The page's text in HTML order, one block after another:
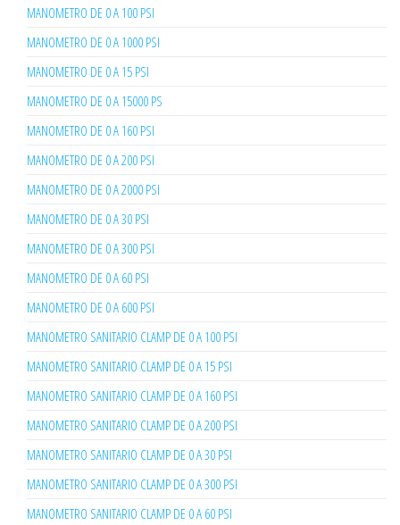
MANOMETRO DE 0 A 100 PSI
MANOMETRO DE 0 A 1000 PSI
MANOMETRO DE 0 A 15 PSI
MANOMETRO DE 0 A 15000 PS
MANOMETRO DE 0 A 160 PSI
MANOMETRO DE 0 A 200 PSI
MANOMETRO DE 0 A 2000 PSI
MANOMETRO DE 0 A 30 PSI
MANOMETRO DE 0 A 300 PSI
MANOMETRO DE 0 A 60 PSI
MANOMETRO DE 0 A 600 PSI
MANOMETRO SANITARIO CLAMP DE 0 A 100 PSI
MANOMETRO SANITARIO CLAMP DE 0 A 15 PSI
MANOMETRO SANITARIO CLAMP DE 0 A 160 PSI
MANOMETRO SANITARIO CLAMP DE 0 A 200 PSI
MANOMETRO SANITARIO CLAMP DE 0 A 30 PSI
MANOMETRO SANITARIO CLAMP DE 0 A 300 PSI
MANOMETRO SANITARIO CLAMP DE 0 A 60 PSI